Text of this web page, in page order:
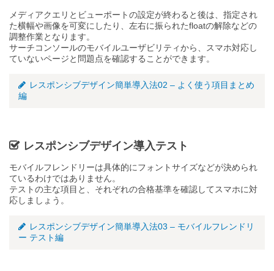
メディアクエリとビューポートの設定が終わると後は、指定され
た横幅や画像を可変にしたり、左右に振られたfloatの解除などの
調整作業となります。
サーチコンソールのモバイルユーザビリティから、スマホ対応し
ていないページと問題点を確認することができます。
レスポンシブデザイン簡単導入法02 – よく使う項目まとめ
編
レスポンシブデザイン導入テスト
モバイルフレンドリーは具体的にフォントサイズなどが決められ
ているわけではありません。
テストの主な項目と、それぞれの合格基準を確認してスマホに対
応しましょう。
レスポンシブデザイン簡単導入法03 – モバイルフレンドリ
ー テスト編